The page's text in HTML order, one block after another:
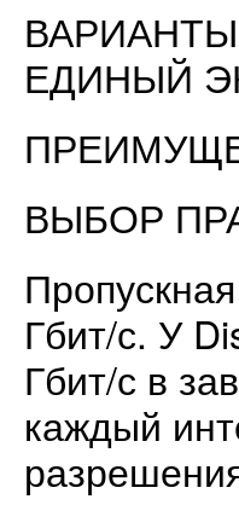
ЕДИНЫЙ
ВЫБОР
Гбит/с. У
Гбит/с в
каждый